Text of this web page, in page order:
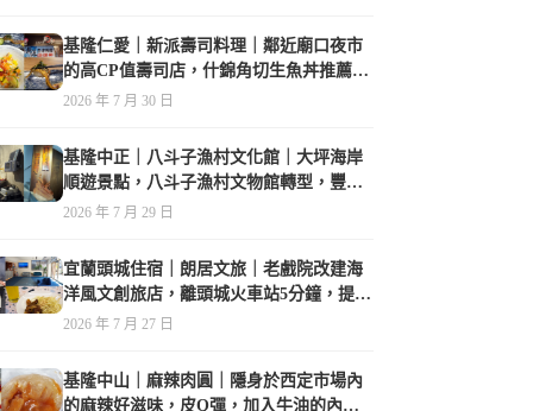
基隆仁愛｜新派壽司料理｜鄰近廟口夜市
的高CP值壽司店，什錦角切生魚丼推薦必
點
2026 年 7 月 30 日
基隆中正｜八斗子漁村文化館｜大坪海岸
順遊景點，八斗子漁村文物館轉型，豐富
的漁業文物，值得走訪
2026 年 7 月 29 日
宜蘭頭城住宿｜朗居文旅｜老戲院改建海
洋風文創旅店，離頭城火車站5分鐘，提供
免費夜間宵夜，親子遊戲空間
2026 年 7 月 27 日
基隆中山｜麻辣肉圓｜隱身於西定市場內
的麻辣好滋味，皮Q彈，加入牛油的內餡